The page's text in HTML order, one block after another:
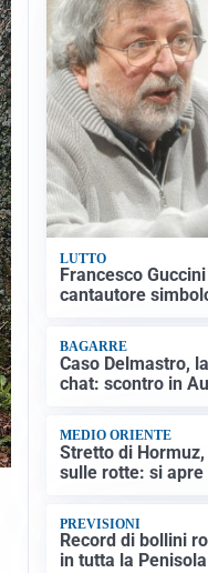
LUTTO
Francesco
cantautore
BAGARRE
Caso Delmastro,
chat: scontro in
MEDIO ORIENTE
Stretto di
sulle rotte: si
PREVISIONI
Record di bollini
in tutta la Penisola